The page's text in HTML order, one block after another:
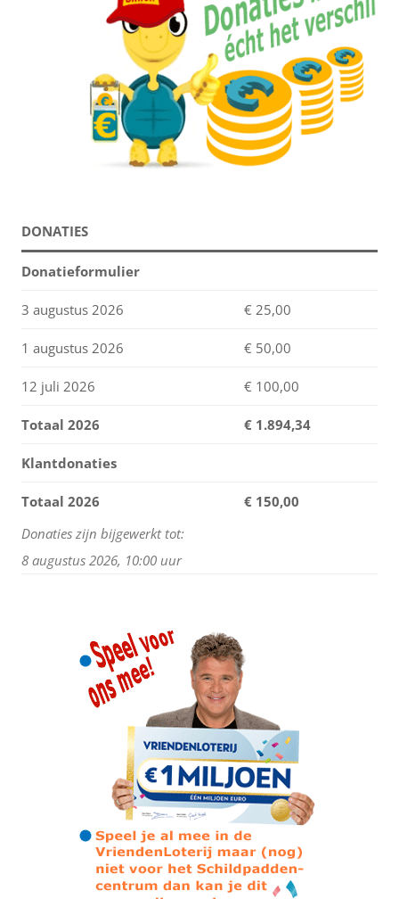
DONATIES
Donatieformulier
3 augustus 2026 € 25,00
1 augustus 2026 € 50,00
12 juli 2026 € 100,00
Totaal 2026 € 1.894,34
Klantdonaties
Totaal 2026
€ 150,00
Donaties zijn bijgewerkt tot:
8 augustus 2026, 10:00 uur